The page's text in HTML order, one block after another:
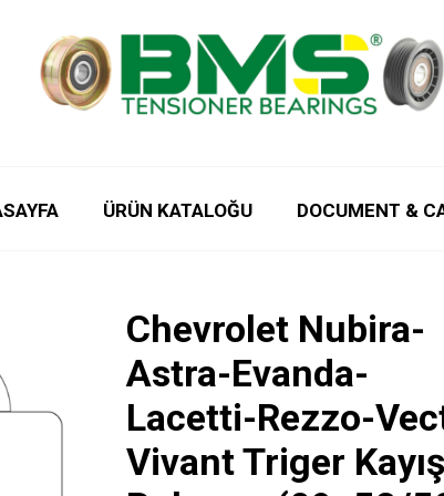
ÜRÜN KATALOĞU DOCUMENT &
Chevrolet Nubira-
Astra-Evanda-
Lacetti-Rezzo-
Vivant Triger